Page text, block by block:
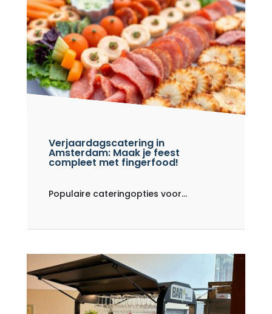
Verjaardagscatering in
Amsterdam: Maak je feest
compleet met fingerfood!
Populaire cateringopties voor...